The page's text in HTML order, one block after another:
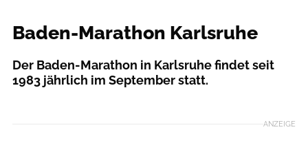
Baden-Marathon Karlsruhe
Der Baden-Marathon in Karlsruhe findet seit
1983 jährlich im September statt.
ANZEIGE